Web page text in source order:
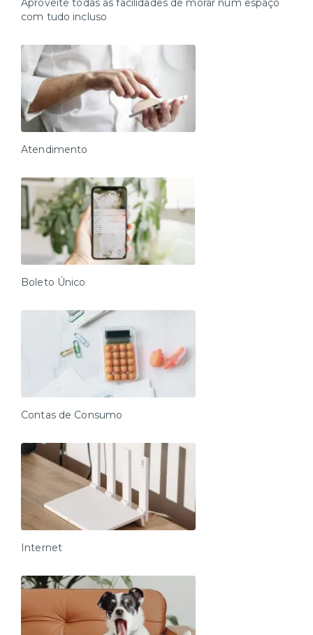
Aproveite todas as facilidades de morar num espaço
com tudo incluso
Atendimento
Boleto Único
Contas de Consumo
Internet